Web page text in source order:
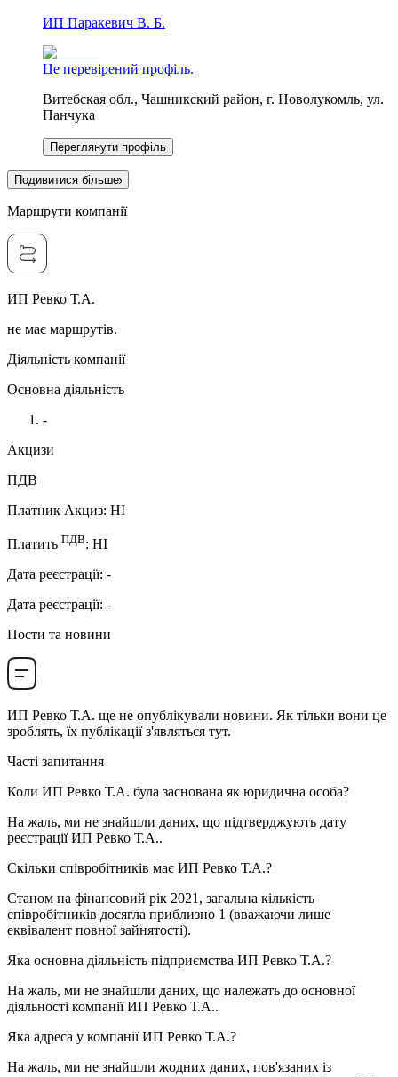
ИП Паракевич В. Б.
Це перевірений профіль.
Витебская обл., Чашникский район, г. Новолукомль, ул.
Панчука
Переглянути профіль
Подивитися більше
Маршрути компанії
ИП Ревко Т.А.
не має маршрутів.
Діяльність компанії
Основна діяльність
-
Акцизи
ПДВ
Платник Акциз: НI
Платить ПДВ: НI
Дата реєстрації: -
Дата реєстрації: -
Пости та новини
ИП Ревко Т.А. ще не опублікували новини. Як тільки вони це
зроблять, їх публікації з'являться тут.
Часті запитання
Коли ИП Ревко Т.А. була заснована як юридична особа?
На жаль, ми не знайшли даних, що підтверджують дату
реєстраціїИП Ревко Т.А..
Скільки співробітників має ИП Ревко Т.А.?
Станом на фінансовий рік 2021, загальна кількість
співробітників досягла приблизно 1 (вважаючи лише
еквівалент повної зайнятості).
Яка основна діяльність підприємства ИП Ревко Т.А.?
На жаль, ми не знайшли даних, що належать до основної
діяльності компаніїИП Ревко Т.А..
Яка адреса у компаніїИП Ревко Т.А.?
На жаль, ми не знайшли жодних даних, пов'язаних із